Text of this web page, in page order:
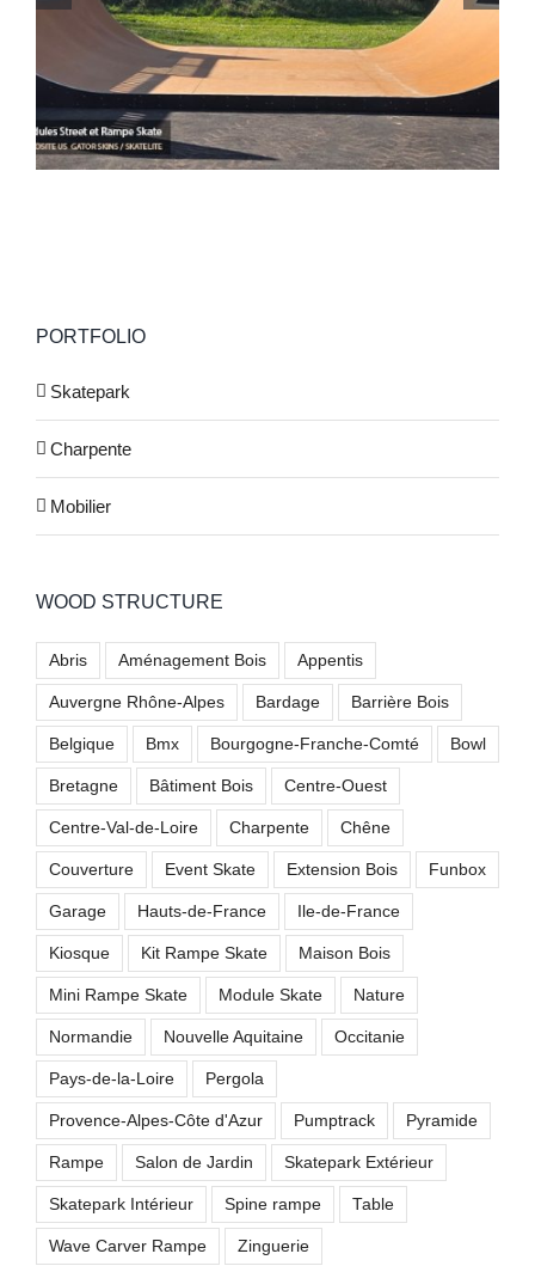
Skatepark de Ghisonaccia (Corse 2B)
PORTFOLIO
Skatepark
Charpente
Mobilier
WOOD STRUCTURE
Abris Aménagement Bois Appentis
Auvergne Rhône-Alpes Bardage Barrière Bois
Belgique Bmx Bourgogne-Franche-Comté Bowl
Bretagne Bâtiment Bois Centre-Ouest
Centre-Val-de-Loire Charpente Chêne
Couverture Event Skate Extension Bois Funbox
Garage Hauts-de-France Ile-de-France
Kiosque Kit Rampe Skate Maison Bois
Mini Rampe Skate Module Skate Nature
Normandie Nouvelle Aquitaine Occitanie
Pays-de-la-Loire Pergola
Provence-Alpes-Côte d'Azur Pumptrack Pyramide
Rampe Salon de Jardin Skatepark Extérieur
Skatepark Intérieur Spine rampe Table
Wave Carver Rampe Zinguerie